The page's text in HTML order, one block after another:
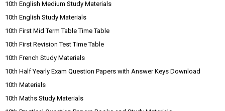
10th English Medium Study Materials
10th English Study Materials
10th First Mid Term Table Time Table
10th First Revision Test Time Table
10th French Study Materials
10th Half Yearly Exam Question Papers with Answer Keys Download
10th Materials
10th Maths Study Materials